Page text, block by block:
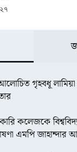
২৭
গৃহবধূ
কলেজকে
এমপি জাহান্দার